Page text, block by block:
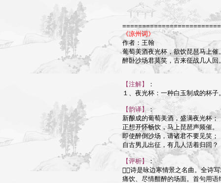
《凉州词》
作者：王翰
葡萄美酒夜光杯，欲饮琵琶马上催
醉卧沙场君莫笑，古来征战几人回
【注解】
：
１、夜光杯：一种白玉制成的杯子
【韵译】：
新酿成的葡萄美酒，盛满夜光杯；
正想开怀畅饮，马上琵琶声频催。
即使醉倒沙场，请诸君不要见笑；
自古男儿出征，有几人活着归回？
【评析】 ：
诗是咏边寒情景之名曲。全诗
痛饮、尽情酣醉的场面。首句用